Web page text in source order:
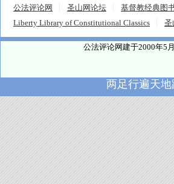
公法评论网 圣山网论坛 基督教经典图
Liberty Library of Constitutional Classics
圣
公法评论网建于2000年5
两足行遍天